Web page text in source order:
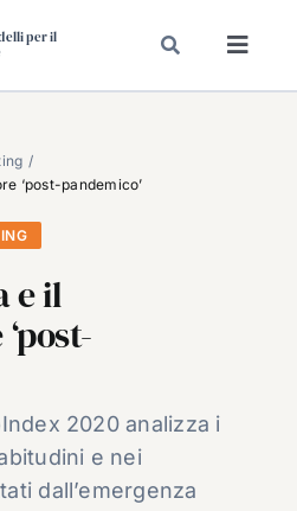
per il
‘post-pandemico’
e il
2020 analizza i
e nei
dall’emergenza